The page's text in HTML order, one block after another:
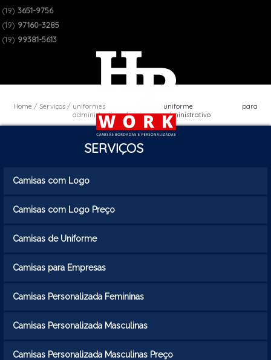
(19) 3651-9756
(19) 97160-3285
(19) 99381-5613
Home Serviços
uniformes
administrativos
uniforme para
administrativo
SERVIÇOS
Camisas com Logo
Camisas com Logo Preço
Camisas de Uniforme
Camisas para Empresas
Camisas Personalizada Femininas
Camisas Personalizada Masculinas
Camisas Personalizada Masculinas Preço